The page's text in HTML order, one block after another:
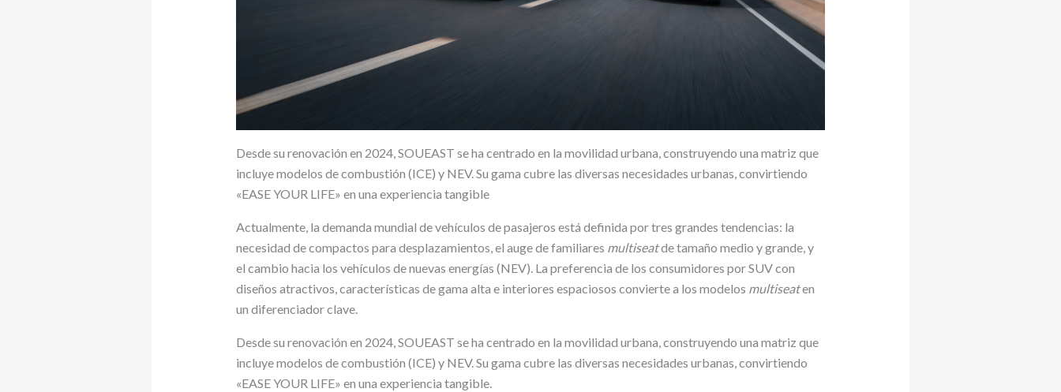
Desde su renovación en 2024, SOUEAST se ha centrado en la movilidad urbana, construyendo una matriz que
incluye modelos de combustión (ICE) y NEV. Su gama cubre las diversas necesidades urbanas, convirtiendo
«EASE YOUR LIFE» en una experiencia tangible
Actualmente, la demanda mundial de vehículos de pasajeros está definida por tres grandes tendencias: la
necesidad de compactos para desplazamientos, el auge de familiares multiseatde tamaño medio y grande, y
el cambio hacia los vehículos de nuevas energías (NEV). La preferencia de los consumidores por SUV con
diseños atractivos, características de gama alta e interiores espaciosos convierte a los modelos multiseaten
un diferenciador clave.
Desde su renovación en 2024, SOUEAST se ha centrado en la movilidad urbana, construyendo una matriz que
incluye modelos de combustión (ICE) y NEV. Su gama cubre las diversas necesidades urbanas, convirtiendo
«EASE YOUR LIFE» en una experiencia tangible.